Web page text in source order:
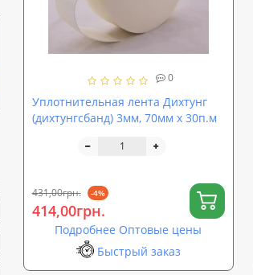
0
Уплотнительная лента Дихтунг
(дихтунгсбанд) 3мм, 70мм х 30п.м
431,00грн. -4%
414,00грн.
Подробнее Оптовые цены
Быстрый заказ